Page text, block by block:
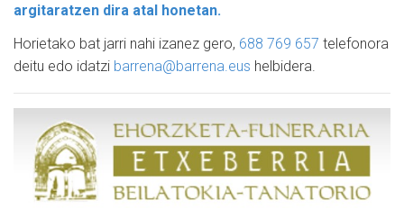
argitaratzen dira atal honetan.
Horietako bat jarri nahi izanez gero, 688 769 657 telefonora
deitu edo idatzi barrena@barrena.eus helbidera.